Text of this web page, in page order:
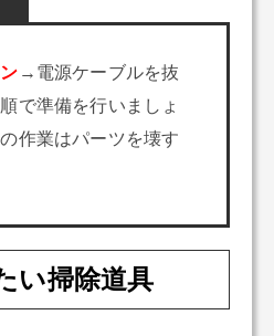
→電源ケーブルを抜
で準備を行いましょ
作業はパーツを壊す
い掃除道具